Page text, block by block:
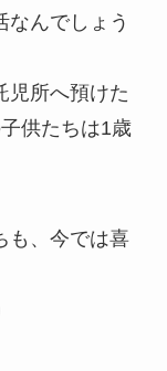
なんでしょう
児所へ預けた
供たちは1歳
も、今では喜